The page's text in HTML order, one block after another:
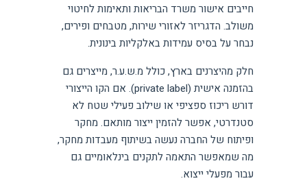
חייבים אישור משרד הבריאות ותאימות לחיטוי
משולב. הדגריזר לאזורי שירות, מטבחים ופירים,
נבחר על בסיס עמידות באלקליות בינונית.
חלק מהיצרנים בארץ, כולל מ.ש.ע.ר, מייצרים גם
בהזמנה אישית (private label). אם הקו הייצורי
דורש ריכוז ספציפי או שילוב פעילי שטח לא
סטנדרטי, אפשר להזמין ייצור מותאם. מחקר
ופיתוח של החברה נעשה בשיתוף מעבדות מחקר,
מה שמאפשר התאמה לתקנים בינלאומיים גם
עבור מפעלי ייצוא.